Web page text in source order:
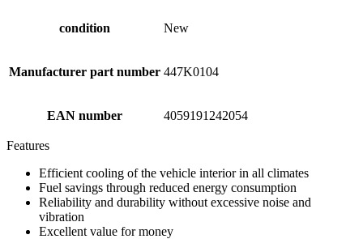
condition New
Manufacturer part number 447K0104
EAN number 4059191242054
Features
Efficient cooling of the vehicle interior in all climates
Fuel savings through reduced energy consumption
Reliability and durability without excessive noise and
vibration
Excellent value for money